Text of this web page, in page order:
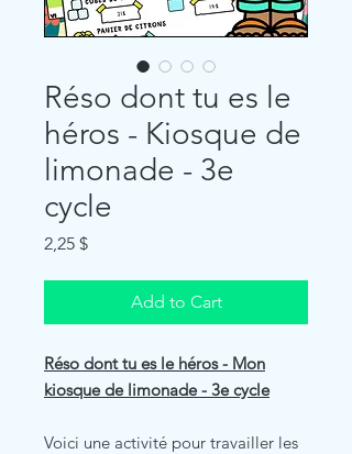
Réso dont tu es le
héros - Kiosque de
limonade - 3e
cycle
2,25 $Price
Add to Cart
Réso dont tu es le héros - Mon
kiosque de limonade - 3e cycle
Voici une activité pour travailler les